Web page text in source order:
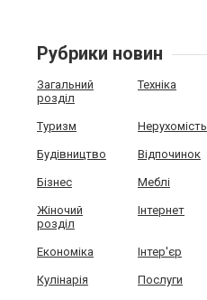
Рубрики новин
Загальний
розділ
Техніка
Туризм Нерухомість
Будівництво Відпочинок
Бізнес Меблі
Жіночий
розділ
Інтернет
Економіка Інтер'єр
Кулінарія Послуги